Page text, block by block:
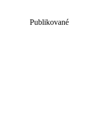
Publikované